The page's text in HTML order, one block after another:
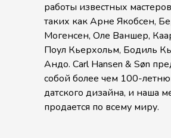
работы известных
таких как Арне Якобсен,
Могенсен, Оле Ваншер,
Поул Кьерхольм, Бодиль
Андо. Carl Hansen & Søn
собой более чем 100-
датского дизайна, и наша
продается по всему миру.